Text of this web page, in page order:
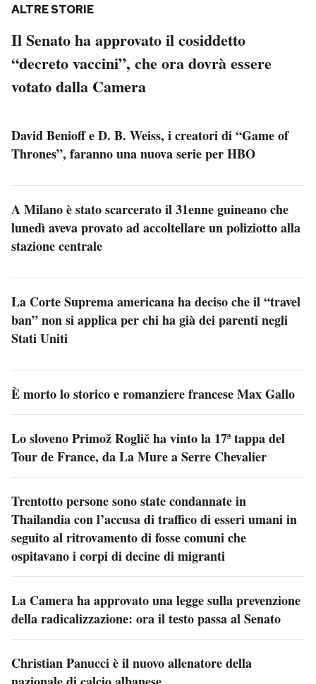
ALTRE STORIE
Il Senato ha approvato il cosiddetto
“decreto vaccini”, che ora dovrà essere
votato dalla Camera
David Benioff e D. B. Weiss, i creatori di “Game of
Thrones”, faranno una nuova serie per HBO
A Milano è stato scarcerato il 31enne guineano che
lunedì aveva provato ad accoltellare un poliziotto alla
stazione centrale
La Corte Suprema americana ha deciso che il “travel
ban” non si applica per chi ha già dei parenti negli
Stati Uniti
È morto lo storico e romanziere francese Max Gallo
Lo sloveno Primož Roglič ha vinto la 17ª tappa del
Tour de France, da La Mure a Serre Chevalier
Trentotto persone sono state condannate in
Thailandia con l’accusa di traffico di esseri umani in
seguito al ritrovamento di fosse comuni che
ospitavano i corpi di decine di migranti
La Camera ha approvato una legge sulla prevenzione
della radicalizzazione: ora il testo passa al Senato
Christian Panucci è il nuovo allenatore della